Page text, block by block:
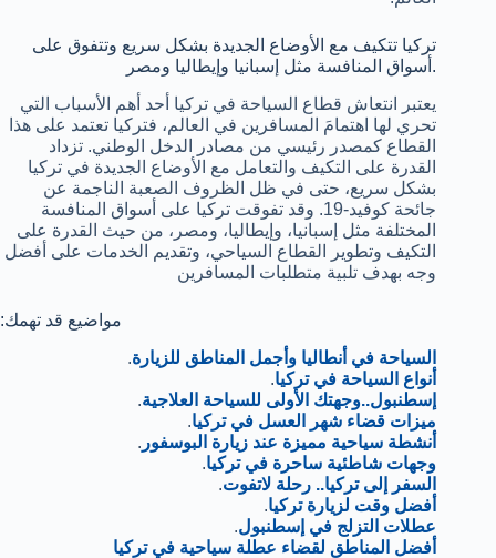
أسواق المنافسة مثل إسبانيا وإيطاليا ومصر.
يعتبر انتعاش قطاع السياحة في تركيا أحد أهم الأسباب التي
تحري لها اهتمامَ المسافرين في العالم، فتركيا تعتمد على هذا
القطاع كمصدر رئيسي من مصادر الدخل الوطني. تزداد
القدرة على التكيف والتعامل مع الأوضاع الجديدة في تركيا
بشكل سريع، حتى في ظل الظروف الصعبة الناجمة عن
جائحة كوفيد-19. وقد تفوقت تركيا على أسواق المنافسة
المختلفة مثل إسبانيا، وإيطاليا، ومصر، من حيث القدرة على
التكيف وتطوير القطاع السياحي، وتقديم الخدمات على أفضل
وجه بهدف تلبية متطلبات المسافرين
:مواضيع قد تهمك
السياحة في أنطاليا وأجمل المناطق للزيارة.
أنواع السياحة في تركيا.
إسطنبول..وجهتك الأولى للسياحة العلاجية.
ميزات قضاء شهر العسل في تركيا.
أنشطة سياحية مميزة عند زيارة البوسفور .
وجهات شاطئية ساحرة في تركيا.
السفر إلى تركيا.. رحلة لاتفوت.
أفضل وقت لزيارة تركيا.
عطلات التزلج في إسطنبول.
أفضل المناطق لقضاء عطلة سياحية في تركيا